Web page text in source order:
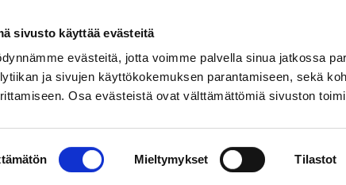
sivusto käyttää evästeitä
evästeitä, jotta voimme palvella sinua jatkossa
ja sivujen käyttökokemuksen parantamiseen, sekä
Osa evästeistä ovat välttämättömiä sivuston
Mieltymykset Tilastot